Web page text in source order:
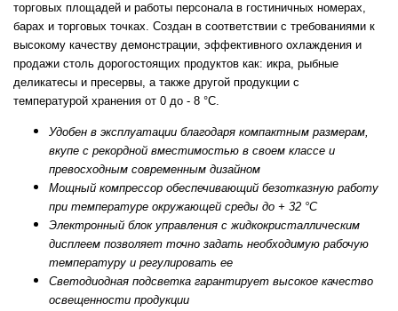
торговых площадей и работы персонала в гостиничных номерах,
барах и торговых точках. Создан в соответствии с требованиями к
высокому качеству демонстрации, эффективного охлаждения и
продажи столь дорогостоящих продуктов как: икра, рыбные
деликатесы и пресервы, а также другой продукции с
температурой хранения от 0 до - 8 °C.
Удобен в эксплуатации благодаря компактным размерам,
вкупе с рекордной вместимостью в своем классе и
превосходным современным дизайном
Мощный компрессор обеспечивающий безотказную работу
при температуре окружающей среды до + 32 °C
Электронный блок управления с жидкокристаллическим
дисплеем позволяет точно задать необходимую рабочую
температуру и регулировать ее
Светодиодная подсветка гарантирует высокое качество
освещенности продукции